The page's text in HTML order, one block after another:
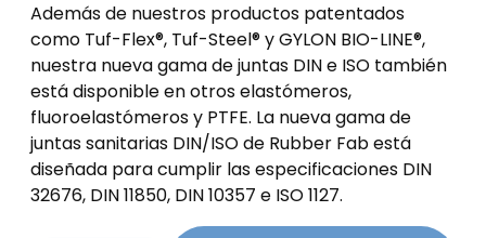
Además de nuestros productos patentados
como Tuf-Flex®, Tuf-Steel® y GYLON BIO-LINE®,
nuestra nueva gama de juntas DIN e ISO también
está disponible en otros elastómeros,
fluoroelastómeros y PTFE. La nueva gama de
juntas sanitarias DIN/ISO de Rubber Fab está
diseñada para cumplir las especificaciones DIN
32676, DIN 11850, DIN 10357 e ISO 1127.